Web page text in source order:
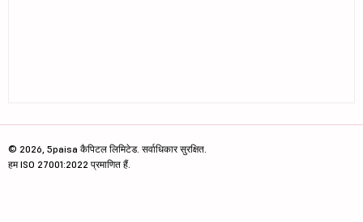
© 2026, 5paisa कैपिटल लिमिटेड. सर्वाधिकार सुरक्षित.
हम ISO 27001:2022 प्रमाणित हैं.